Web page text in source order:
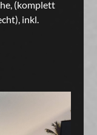
(komplett
inkl.